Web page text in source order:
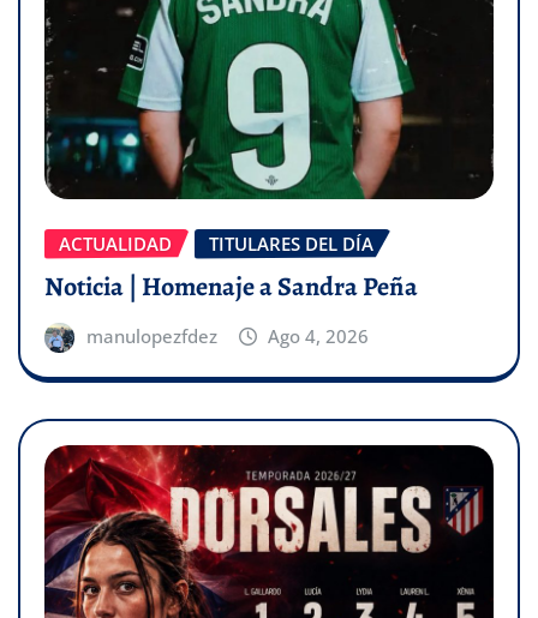
ACTUALIDAD TITULARES DEL DÍA
Noticia | Homenaje a Sandra Peña
manulopezfdez Ago 4, 2026